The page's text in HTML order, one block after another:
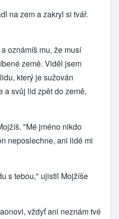
na zem a zakryl si tvář.
oznámíš mu, že musí
země. Viděl jsem
který je sužován
a svůj lid zpět do země,
"Mé jméno nikdo
neposlechne, ani lidé mi
s tebou," ujistil Mojžíše
vždyť ani neznám tvé